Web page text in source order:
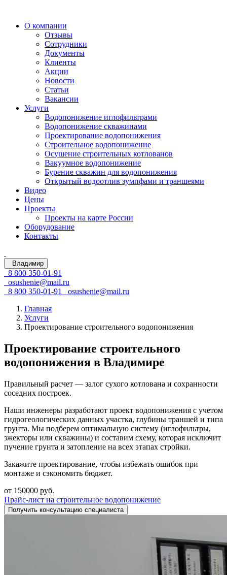
О компании
Отзывы
Сотрудники
Документы
Клиенты
Акции
Новости
Статьи
Вакансии
Услуги
Водопонижение иглофильтрами
Водопонижение скважинами
Проектирование водопонижения
Строительное водопонижение
Осушение строительных котлованов
Вакуумное водопонижение
Бурение скважин для водопонижения
Открытый водоотлив зумпфами и траншеями
Видео
Цены
Проекты
Проекты на карте России
Оборудование
Контакты
Владимир
8 800 350-01-91
osushenie@mail.ru
8 800 350-01-91
osushenie@mail.ru
Главная
Услуги
Проектирование строительного водопонижения
Проектирование строительного
водопонижения в Владимире
Правильный расчет — залог сухого котлована и сохранности
соседних построек.
Наши инженеры разработают проект водопонижения с учетом
гидрогеологических данных участка, глубины траншей и типа
грунта. Мы подберем оптимальную систему (иглофильтры,
эжекторы или скважины) и составим схему, которая исключит
пучение грунта и затопление на всех этапах стройки.
Закажите проектирование, чтобы избежать ошибок при
монтаже и сэкономить бюджет.
от 150000 руб.
Прайс-лист на строительное водопонижение
Получить консультацию специалиста